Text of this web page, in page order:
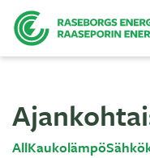
AllKaukolämpö